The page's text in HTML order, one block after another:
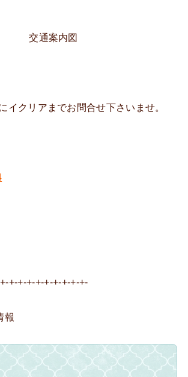
交通案内図
イクリアまでお問合せ下さいませ。
+-+-+-+-+-+-+-+-+-
報